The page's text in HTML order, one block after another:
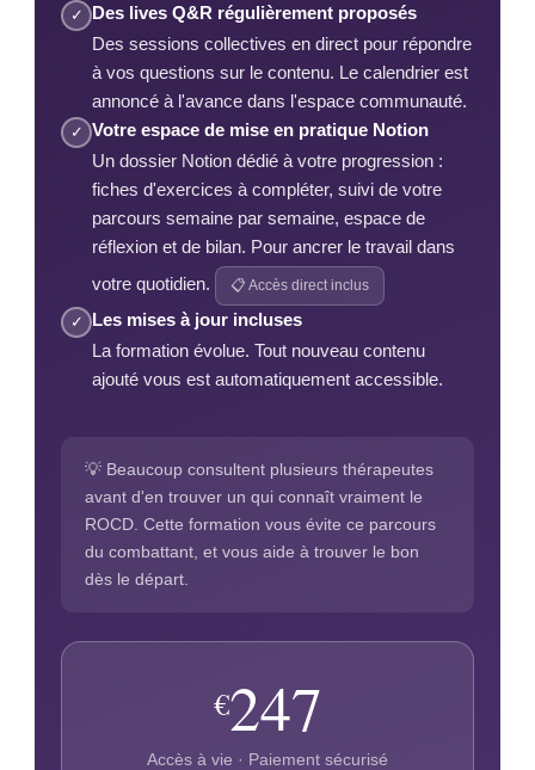
✓ Des lives Q&R régulièrement proposés
Des sessions collectives en direct pour répondre
à vos questions sur le contenu. Le calendrier est
annoncé à l'avance dans l'espace communauté.
✓ Votre espace de mise en pratique Notion
Un dossier Notion dédié à votre progression :
fiches d'exercices à compléter, suivi de votre
parcours semaine par semaine, espace de
réflexion et de bilan. Pour ancrer le travail dans
votre quotidien.
📋 Accès direct inclus
✓ Les mises à jour incluses
La formation évolue. Tout nouveau contenu
ajouté vous est automatiquement accessible.
💡 Beaucoup consultent plusieurs thérapeutes
avant d'en trouver un qui connaît vraiment le
ROCD. Cette formation vous évite ce parcours
du combattant, et vous aide à trouver le bon
dès le départ.
€247
Accès à vie · Paiement sécurisé